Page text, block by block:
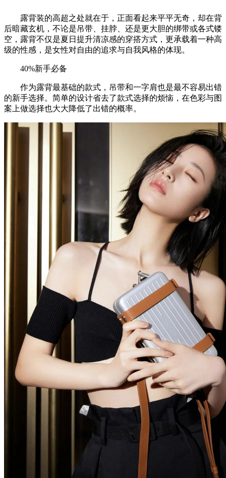
露背装的高超之处就在于，正面看起来平平无奇，却在背
后暗藏玄机，不论是吊带、挂脖、还是更大胆的绑带或各式镂
空，露背不仅是夏日提升清凉感的穿搭方式，更承载着一种高
级的性感，是女性对自由的追求与自我风格的体现。
40%新手必备
作为露背最基础的款式，吊带和一字肩也是最不容易出错
的新手选择。简单的设计省去了款式选择的烦恼，在色彩与图
案上做选择也大大降低了出错的概率。